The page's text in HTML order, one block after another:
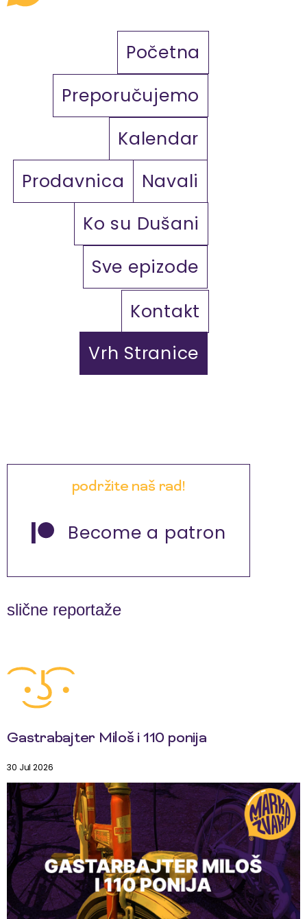
Početna
Preporučujemo
Kalendar
Prodavnica
Navali
Ko su Dušani
Sve epizode
Kontakt
Vrh Stranice
podržite naš rad!
Become a patron
slične reportaže
Gastrabajter Miloš i 110 ponija
30 Jul 2026